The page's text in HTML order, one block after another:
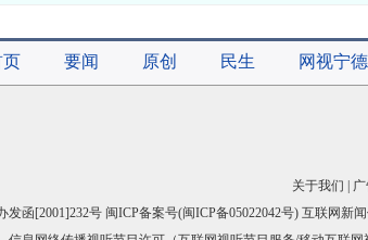
页 要闻 原创 民生 网视宁德
关于我们
发函[2001]232号 闽ICP备案号(闽ICP备05022042号) 互联网新